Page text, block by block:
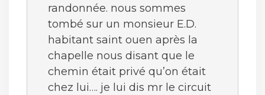
randonnée. nous sommes
tombé sur un monsieur E.D.
habitant saint ouen après la
chapelle nous disant que le
chemin était privé qu’on était
chez lui…. je lui dis mr le circuit